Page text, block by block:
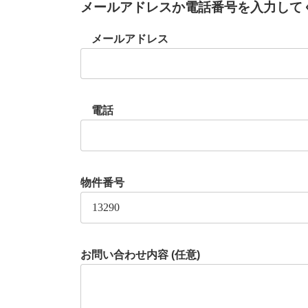
メールアドレスか電話番号を入力して
メールアドレス
電話
物件番号
お問い合わせ内容 (任意)